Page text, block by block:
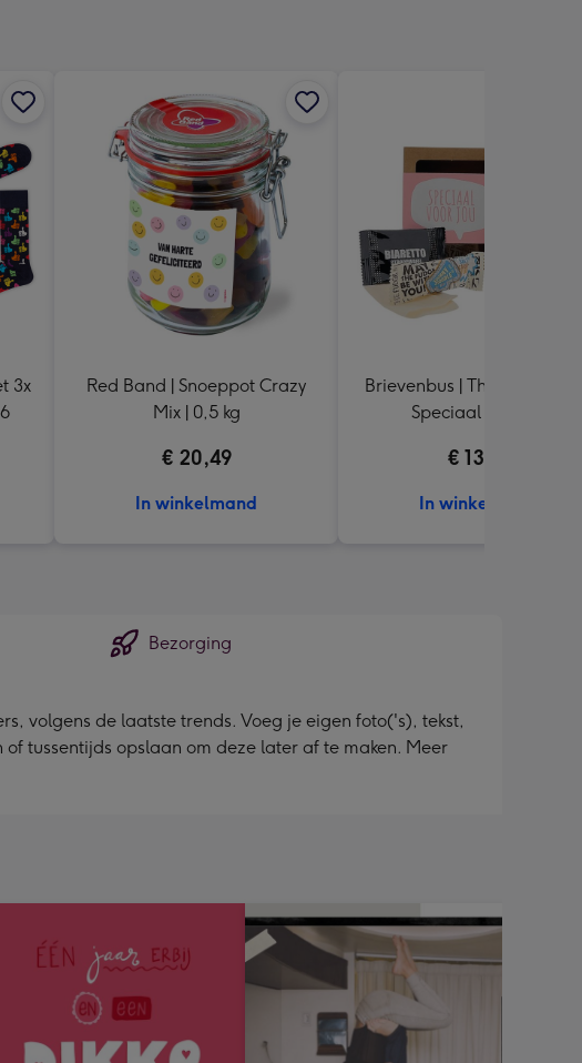
3x
Red Band | Snoeppot Crazy
Mix | 0,5 kg
€ 20,49
In winkelmand
Brievenbus | Thee en
Speciaal voor jou
€ 13,99
In winkelmand
Bezorging
volgens de laatste trends. Voeg je eigen foto('s), tekst,
tussentijds opslaan om deze later af te maken. Meer